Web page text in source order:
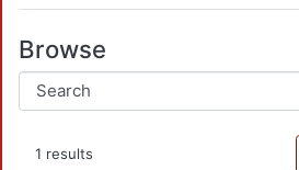
Browse
1 results